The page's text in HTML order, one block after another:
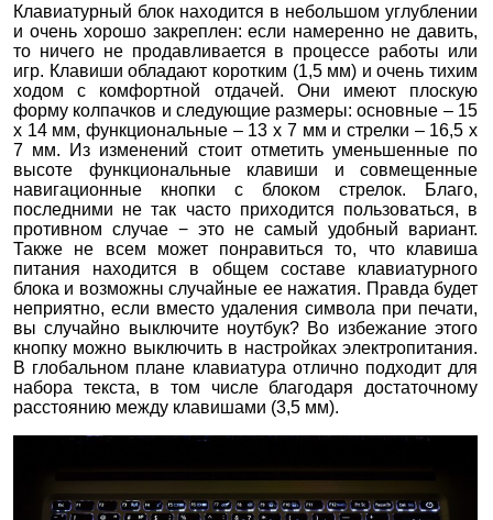
Клавиатурный блок находится в небольшом углублении
и очень хорошо закреплен: если намеренно не давить,
то ничего не продавливается в процессе работы или
игр. Клавиши обладают коротким (1,5 мм) и очень тихим
ходом с комфортной отдачей. Они имеют плоскую
форму колпачков и следующие размеры: основные – 15
х 14 мм, функциональные – 13 x 7 мм и стрелки – 16,5 х
7 мм. Из изменений стоит отметить уменьшенные по
высоте функциональные клавиши и совмещенные
навигационные кнопки с блоком стрелок. Благо,
последними не так часто приходится пользоваться, в
противном случае − это не самый удобный вариант.
Также не всем может понравиться то, что клавиша
питания находится в общем составе клавиатурного
блока и возможны случайные ее нажатия. Правда будет
неприятно, если вместо удаления символа при печати,
вы случайно выключите ноутбук? Во избежание этого
кнопку можно выключить в настройках электропитания.
В глобальном плане клавиатура отлично подходит для
набора текста, в том числе благодаря достаточному
расстоянию между клавишами (3,5 мм).